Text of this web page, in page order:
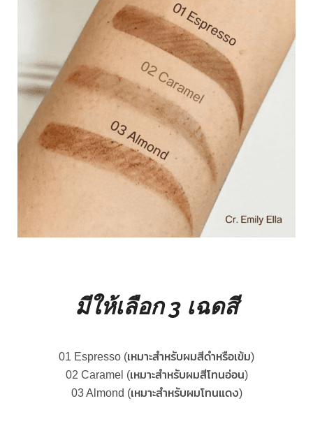
มีให้เลือก 3 เฉดสี
01 Espresso (เหมาะสำหรับผมสีดำหรือเข้ม)
02 Caramel (เหมาะสำหรับผมสีโทนอ่อน)
03 Almond (เหมาะสำหรับผมโทนแดง)